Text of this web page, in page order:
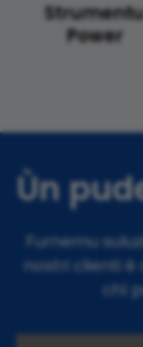
Power
Ùn
Furnemu
nostri clienti è
chì